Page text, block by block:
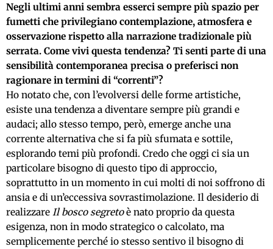
Negli ultimi anni sembra esserci sempre più spazio per
fumetti che privilegiano contemplazione, atmosfera e
osservazione rispetto alla narrazione tradizionale più
serrata. Come vivi questa tendenza? Ti senti parte di una
sensibilità contemporanea precisa o preferisci non
ragionare in termini di “correnti”?
Ho notato che, con l’evolversi delle forme artistiche,
esiste una tendenza a diventare sempre più grandi e
audaci; allo stesso tempo, però, emerge anche una
corrente alternativa che si fa più sfumata e sottile,
esplorando temi più profondi. Credo che oggi ci sia un
particolare bisogno di questo tipo di approccio,
soprattutto in un momento in cui molti di noi soffrono di
ansia e di un’eccessiva sovrastimolazione. Il desiderio di
realizzare Il bosco segretoè nato proprio da questa
esigenza, non in modo strategico o calcolato, ma
semplicemente perché io stesso sentivo il bisogno di